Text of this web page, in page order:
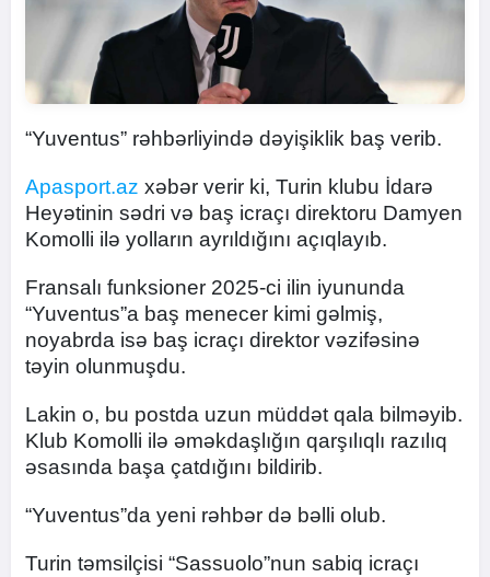
“Yuventus” rəhbərliyində dəyişiklik baş verib.
Apasport.az xəbər verir ki, Turin klubu İdarə
Heyətinin sədri və baş icraçı direktoru Damyen
Komolli ilə yolların ayrıldığını açıqlayıb.
Fransalı funksioner 2025-ci ilin iyununda
“Yuventus”a baş menecer kimi gəlmiş,
noyabrda isə baş icraçı direktor vəzifəsinə
təyin olunmuşdu.
Lakin o, bu postda uzun müddət qala bilməyib.
Klub Komolli ilə əməkdaşlığın qarşılıqlı razılıq
əsasında başa çatdığını bildirib.
“Yuventus”da yeni rəhbər də bəlli olub.
Turin təmsilçisi “Sassuolo”nun sabiq icraçı